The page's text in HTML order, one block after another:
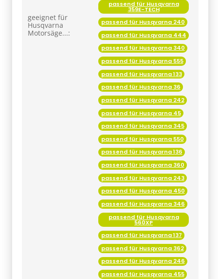
geeignet für
Husqvarna
Motorsäge...:
passend für Husqvarna
359E-TECH
passend für Husqvarna 240
passend für Husqvarna 444
passend für Husqvarna 340
passend für Husqvarna 555
passend für Husqvarna 133
passend für Husqvarna 36
passend für Husqvarna 242
passend für Husqvarna 45
passend für Husqvarna 345
passend für Husqvarna 550
passend für Husqvarna 136
passend für Husqvarna 360
passend für Husqvarna 243
passend für Husqvarna 450
passend für Husqvarna 346
passend für Husqvarna
560XP
passend für Husqvarna 137
passend für Husqvarna 362
passend für Husqvarna 246
passend für Husqvarna 455